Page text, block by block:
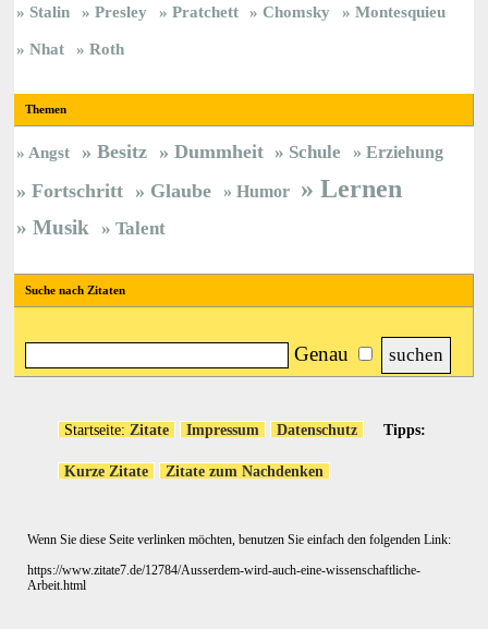
Stalin
Presley Pratchett Chomsky
Montesquieu
Nhat
Roth
Themen
Angst Besitz Dummheit Schule Erziehung
Fortschritt Glaube Humor Lernen
Musik Talent
Suche nach Zitaten
Genau
Startseite: Zitate Impressum Datenschutz Tipps:
Kurze Zitate Zitate zum Nachdenken
Wenn Sie diese Seite verlinken möchten, benutzen Sie einfach den folgenden Link:
https://www.zitate7.de/12784/Ausserdem-wird-auch-eine-wissenschaftliche-
Arbeit.html